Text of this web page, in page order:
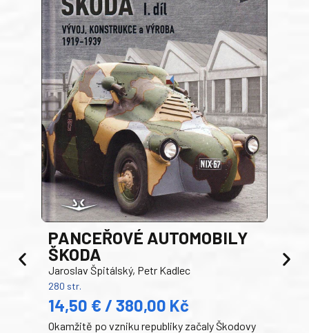
PANCEŘOVÉ AUTOMOBILY
ŠKODA
Jaroslav Špitálský, Petr Kadlec
280 str.
14,50 € / 380,00 Kč
Okamžitě po vzniku republiky začaly Škodovy